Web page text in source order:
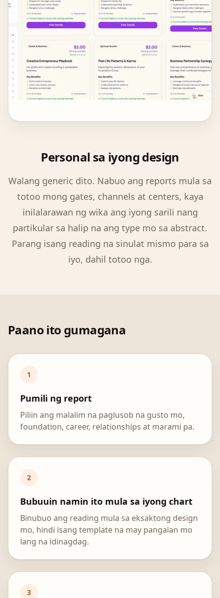
Personal sa iyong design
Walang generic dito. Nabuo ang reports mula sa
totoo mong gates, channels at centers, kaya
inilalarawan ng wika ang iyong sarili nang
partikular sa halip na ang type mo sa abstract.
Parang isang reading na sinulat mismo para sa
iyo, dahil totoo nga.
Paano ito gumagana
1
Pumili ng report
Piliin ang malalim na paglusob na gusto mo,
foundation, career, relationships at marami pa.
2
Bubuuin namin ito mula sa iyong chart
Binubuo ang reading mula sa eksaktong design
mo, hindi isang template na may pangalan mo
lang na idinagdag.
3